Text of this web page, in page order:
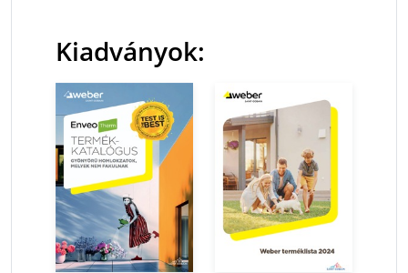
Kiadványok: